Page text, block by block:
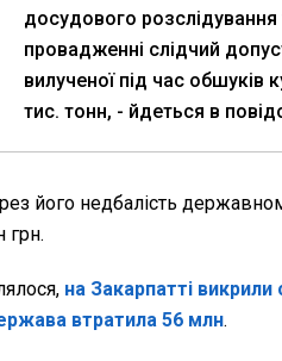
досудового
провадженні слідчий
вилученої під час обшуків
тис. тонн, - йдеться в
його недбалість
грн.
на Закарпатті
втратила 56 млн.